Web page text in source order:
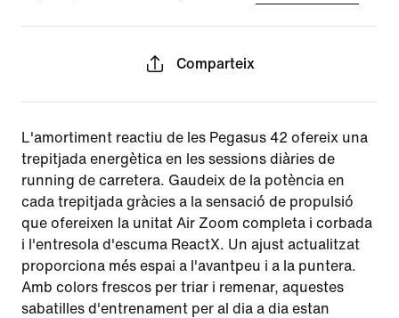
Comparteix
L'amortiment reactiu de les Pegasus 42 ofereix una
trepitjada energètica en les sessions diàries de
running de carretera. Gaudeix de la potència en
cada trepitjada gràcies a la sensació de propulsió
que ofereixen la unitat Air Zoom completa i corbada
i l'entresola d'escuma ReactX. Un ajust actualitzat
proporciona més espai a l'avantpeu i a la puntera.
Amb colors frescos per triar i remenar, aquestes
sabatilles d'entrenament per al dia a dia estan